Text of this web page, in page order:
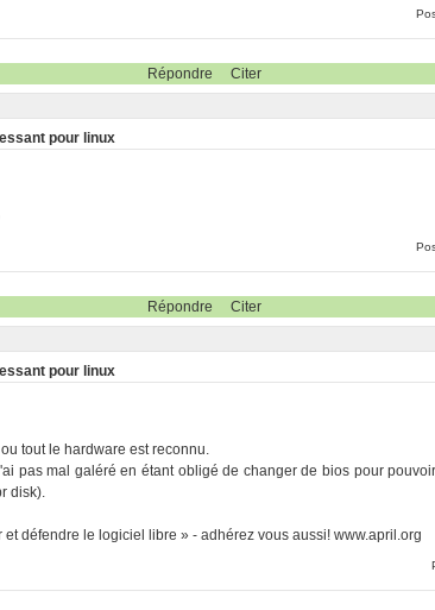
Répondre Citer
pour linux
Répondre Citer
pour linux
tout le hardware est reconnu.
pas mal galéré en étant obligé de changer de bios pour
disk).
et défendre le logiciel libre » - adhérez vous aussi! www.april.org